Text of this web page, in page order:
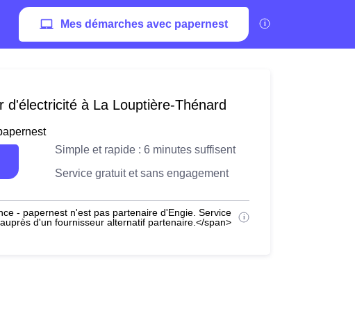
Mes démarches avec papernest
à La Louptière-Thénard
Simple et rapide : 6 minutes suffisent
Service gratuit et sans engagement
- papernest n'est pas partenaire d'Engie. Service
d'un fournisseur alternatif partenaire.</span>